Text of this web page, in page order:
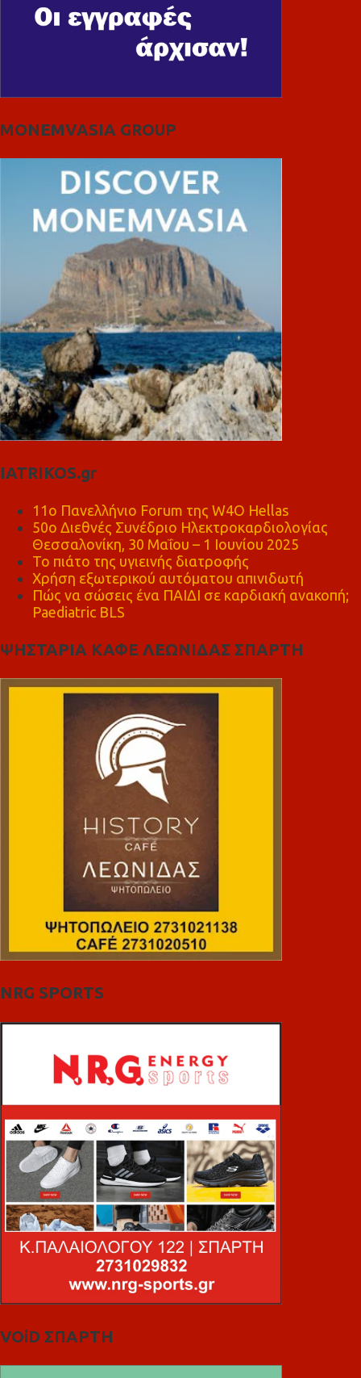
MONEMVASIA GROUP
IATRIKOS.gr
11ο Πανελλήνιο Forum της W4O Hellas
50ο Διεθνές Συνέδριο Ηλεκτροκαρδιολογίας
Θεσσαλονίκη, 30 Μαΐου – 1 Ιουνίου 2025
Το πιάτο της υγιεινής διατροφής
Χρήση εξωτερικού αυτόματου απινιδωτή
Πώς να σώσεις ένα ΠΑΙΔΙ σε καρδιακή ανακοπή;
Paediatric BLS
ΨΗΣΤΑΡΙΑ ΚΑΦΕ ΛΕΩΝΙΔΑΣ ΣΠΑΡΤΗ
NRG SPORTS
VOiD ΣΠΑΡΤΗ